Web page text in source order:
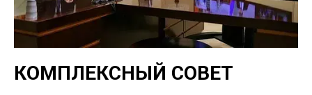
КОМПЛЕКСНЫЙ СОВЕТ